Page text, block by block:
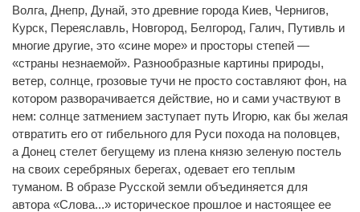
Волга, Днепр, Дунай, это древние города Киев, Чернигов,
Курск, Переяславль, Новгород, Белгород, Галич, Путивль и
многие другие, это «сине море» и просторы степей —
«страны незнаемой». Разнообразные картины природы,
ветер, солнце, грозовые тучи не просто составляют фон, на
котором разворачивается действие, но и сами участвуют в
нем: солнце затмением заступает путь Игорю, как бы желая
отвратить его от гибельного для Руси похода на половцев,
а Донец стелет бегущему из плена князю зеленую постель
на своих серебряных берегах, одевает его теплым
туманом. В образе Русской земли объединяется для
автора «Слова...» историческое прошлое и настоящее ее